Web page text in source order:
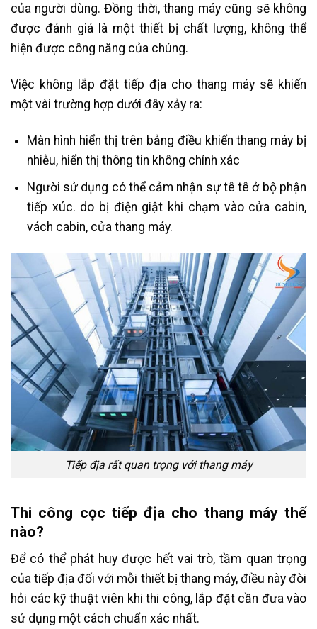
của người dùng. Đồng thời, thang máy cũng sẽ không
được đánh giá là một thiết bị chất lượng, không thể
hiện được công năng của chúng.
Việc không lắp đặt tiếp địa cho thang máy sẽ khiến
một vài trường hợp dưới đây xảy ra:
Màn hình hiển thị trên bảng điều khiển thang máy bị
nhiễu, hiển thị thông tin không chính xác
Người sử dụng có thể cảm nhận sự tê tê ở bộ phận
tiếp xúc. do bị điện giật khi chạm vào cửa cabin,
vách cabin, cửa thang máy.
Tiếp địa rất quan trọng với thang máy
Thi công cọc tiếp địa cho thang máy thế
nào?
Để có thể phát huy được hết vai trò, tầm quan trọng
của tiếp địa đối với mỗi thiết bị thang máy, điều này đòi
hỏi các kỹ thuật viên khi thi công, lắp đặt cần đưa vào
sử dụng một cách chuẩn xác nhất.